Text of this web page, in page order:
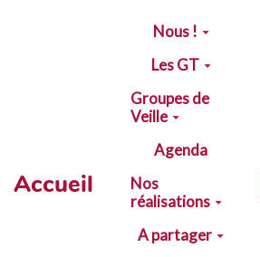
Aller au contenu principal
Accueil
Nous !
Les GT
Groupes de
Veille
Agenda
Nos
réalisations
A partager